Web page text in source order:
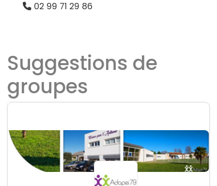
02 99 71 29 86
Suggestions de
groupes